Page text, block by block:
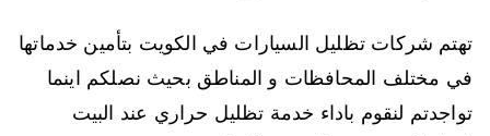
تهتم شركات تظليل السيارات في الكويت بتأمين خدماتها
في مختلف المحافظات و المناطق بحيث نصلكم اينما
تواجدتم لنقوم باداء خدمة تظليل حراري عند البيت